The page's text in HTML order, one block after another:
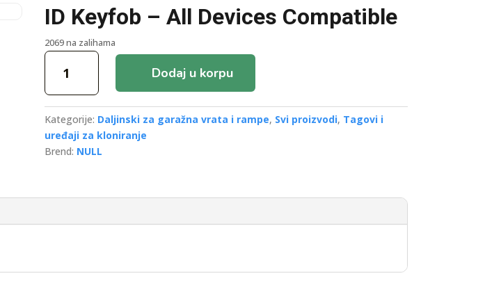
ID Keyfob – All Devices Compatible
2069 na zalihama
ID
Keyfob
-
All
Devices
Compatible
količina
Dodaj u korpu
Kategorije: Daljinski za garažna vrata i rampe, Svi proizvodi, Tagovi i
uređaji za kloniranje
Brend: NULL